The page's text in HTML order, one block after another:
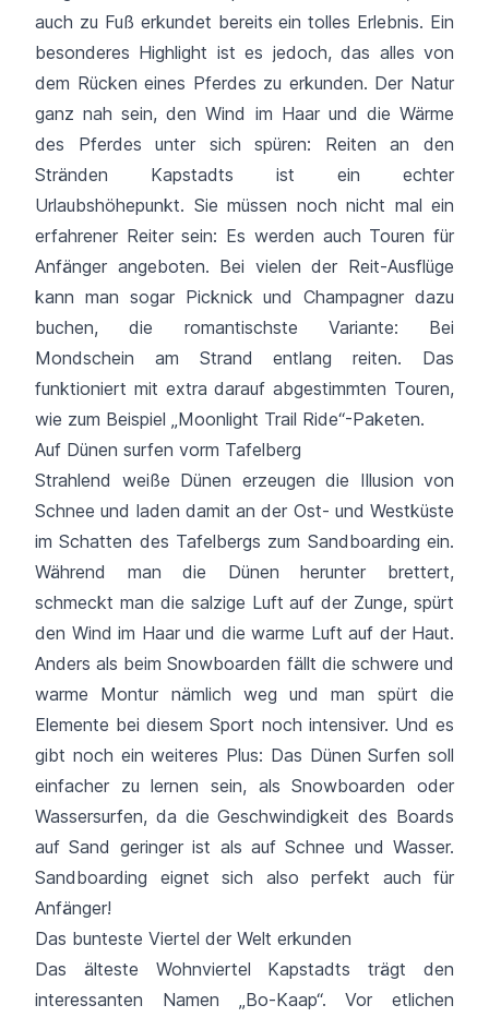
auch zu Fuß erkundet bereits ein tolles Erlebnis. Ein
besonderes Highlight ist es jedoch, das alles von
dem Rücken eines Pferdes zu erkunden. Der Natur
ganz nah sein, den Wind im Haar und die Wärme
des Pferdes unter sich spüren: Reiten an den
Stränden Kapstadts ist ein echter
Urlaubshöhepunkt. Sie müssen noch nicht mal ein
erfahrener Reiter sein: Es werden auch Touren für
Anfänger angeboten. Bei vielen der Reit-Ausflüge
kann man sogar Picknick und Champagner dazu
buchen, die romantischste Variante: Bei
Mondschein am Strand entlang reiten. Das
funktioniert mit extra darauf abgestimmten Touren,
wie zum Beispiel „Moonlight Trail Ride“-Paketen.
Auf Dünen surfen vorm Tafelberg
Strahlend weiße Dünen erzeugen die Illusion von
Schnee und laden damit an der Ost- und Westküste
im Schatten des Tafelbergs zum Sandboarding ein.
Während man die Dünen herunter brettert,
schmeckt man die salzige Luft auf der Zunge, spürt
den Wind im Haar und die warme Luft auf der Haut.
Anders als beim Snowboarden fällt die schwere und
warme Montur nämlich weg und man spürt die
Elemente bei diesem Sport noch intensiver. Und es
gibt noch ein weiteres Plus: Das Dünen Surfen soll
einfacher zu lernen sein, als Snowboarden oder
Wassersurfen, da die Geschwindigkeit des Boards
auf Sand geringer ist als auf Schnee und Wasser.
Sandboarding eignet sich also perfekt auch für
Anfänger!
Das bunteste Viertel der Welt erkunden
Das älteste Wohnviertel Kapstadts trägt den
interessanten Namen „Bo-Kaap“. Vor etlichen